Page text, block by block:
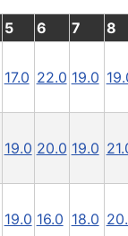
5 6 7 8
17.0 22.0 19.0
19.0 20.0 19.0
19.0 16.0 18.0